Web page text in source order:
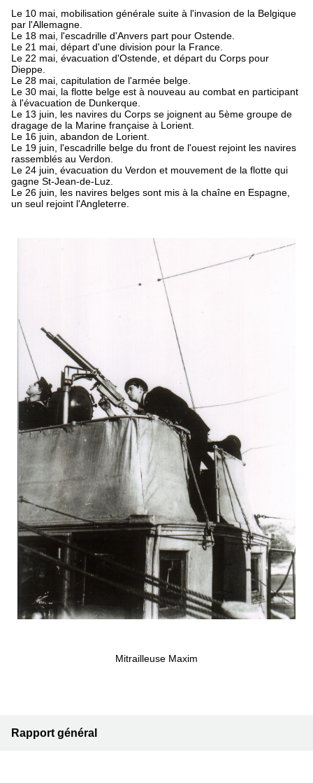
Le 10 mai, mobilisation générale suite à l'invasion de la Belgique
par l'Allemagne.
Le 18 mai, l'escadrille d'Anvers part pour Ostende.
Le 21 mai, départ d'une division pour la France.
Le 22 mai, évacuation d'Ostende, et départ du Corps pour
Dieppe.
Le 28 mai, capitulation de l'armée belge.
Le 30 mai, la flotte belge est à nouveau au combat en participant
à l'évacuation de Dunkerque.
Le 13 juin, les navires du Corps se joignent au 5ème groupe de
dragage de la Marine française à Lorient.
Le 16 juin, abandon de Lorient.
Le 19 juin, l'escadrille belge du front de l'ouest rejoint les navires
rassemblés au Verdon.
Le 24 juin, évacuation du Verdon et mouvement de la flotte qui
gagne St-Jean-de-Luz.
Le 26 juin, les navires belges sont mis à la chaîne en Espagne,
un seul rejoint l'Angleterre.
Mitrailleuse Maxim
Rapport général